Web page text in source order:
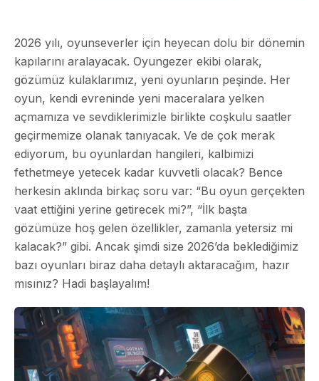
2026 yılı, oyunseverler için heyecan dolu bir dönemin
kapılarını aralayacak. Oyungezer ekibi olarak,
gözümüz kulaklarımız, yeni oyunların peşinde. Her
oyun, kendi evreninde yeni maceralara yelken
açmamıza ve sevdiklerimizle birlikte coşkulu saatler
geçirmemize olanak tanıyacak. Ve de çok merak
ediyorum, bu oyunlardan hangileri, kalbimizi
fethetmeye yetecek kadar kuvvetli olacak? Bence
herkesin aklında birkaç soru var: “Bu oyun gerçekten
vaat ettiğini yerine getirecek mi?”, “İlk başta
gözümüze hoş gelen özellikler, zamanla yetersiz mi
kalacak?” gibi. Ancak şimdi size 2026’da beklediğimiz
bazı oyunları biraz daha detaylı aktaracağım, hazır
mısınız? Hadi başlayalım!